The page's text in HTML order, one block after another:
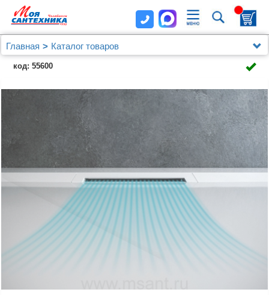
Главная
Каталог товаров
Душевые уголки, ограждения, поддоны
Душевые шторки (ограждения) на ванну и поддоны
Поддон для душа Jacob Delafon Flight Pure E62326-
00 120х80
код: 55600